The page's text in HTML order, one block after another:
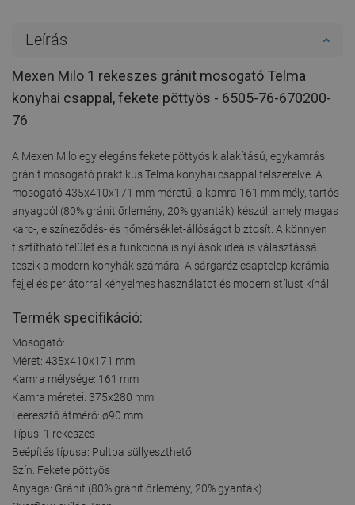
Leírás
Mexen Milo 1 rekeszes gránit mosogató Telma
konyhai csappal, fekete pöttyös - 6505-76-670200-
76
A Mexen Milo egy elegáns fekete pöttyös kialakítású, egykamrás
gránit mosogató praktikus Telma konyhai csappal felszerelve. A
mosogató 435x410x171 mm méretű, a kamra 161 mm mély, tartós
anyagból (80% gránit őrlemény, 20% gyanták) készül, amely magas
karc-, elszíneződés- és hőmérséklet-állóságot biztosít. A könnyen
tisztítható felület és a funkcionális nyílások ideális választássá
teszik a modern konyhák számára. A sárgaréz csaptelep kerámia
fejjel és perlátorral kényelmes használatot és modern stílust kínál.
Termék specifikáció:
Mosogató:
Méret: 435x410x171 mm
Kamra mélysége: 161 mm
Kamra méretei: 375x280 mm
Leeresztő átmérő: ø90 mm
Típus: 1 rekeszes
Beépítés típusa: Pultba süllyeszthető
Szín: Fekete pöttyös
Anyaga: Gránit (80% gránit őrlemény, 20% gyanták)